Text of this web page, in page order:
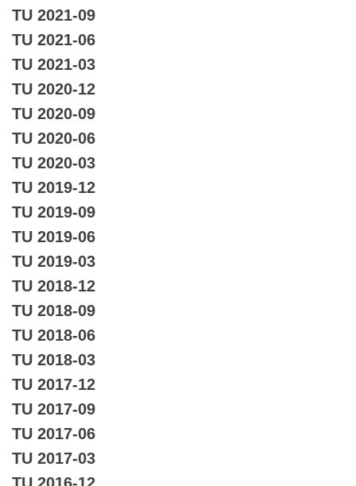
TU 2021-09
TU 2021-06
TU 2021-03
TU 2020-12
TU 2020-09
TU 2020-06
TU 2020-03
TU 2019-12
TU 2019-09
TU 2019-06
TU 2019-03
TU 2018-12
TU 2018-09
TU 2018-06
TU 2018-03
TU 2017-12
TU 2017-09
TU 2017-06
TU 2017-03